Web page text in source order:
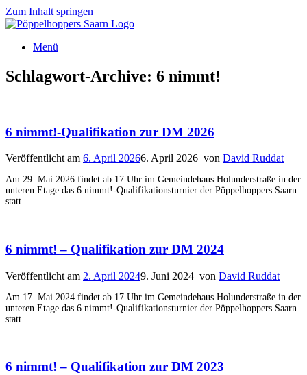
Zum Inhalt springen
Menü
Schlagwort-Archive: 6 nimmt!
6 nimmt!-Qualifikation zur DM 2026
Veröffentlicht am 6. April 20266. April 2026 von David Ruddat
Am 29. Mai 2026 findet ab 17 Uhr im Gemeindehaus Holunderstraße in der
unteren Etage das 6 nimmt!-Qualifikationsturnier der Pöppelhoppers Saarn
statt.
6 nimmt! – Qualifikation zur DM 2024
Veröffentlicht am 2. April 20249. Juni 2024 von David Ruddat
Am 17. Mai 2024 findet ab 17 Uhr im Gemeindehaus Holunderstraße in der
unteren Etage das 6 nimmt!-Qualifikationsturnier der Pöppelhoppers Saarn
statt.
6 nimmt! – Qualifikation zur DM 2023